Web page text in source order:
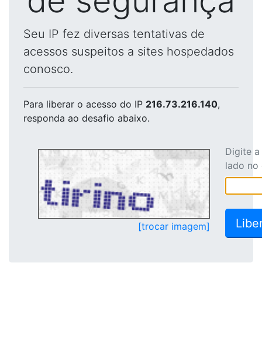
Seu IP fez diversas tentativas de
acessos suspeitos a sites hospedados
conosco.
Para liberar o acesso do IP 216.73.216.140,
responda ao desafio abaixo.
[trocar imagem]
Digite
lado no